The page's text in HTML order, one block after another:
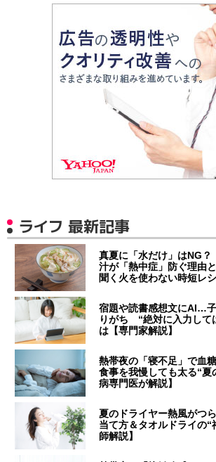
ライフ 最新記事
真夏に「水だけ」はNG
汁が「熱中症」防ぐ理由
聞く火を使わない時短レ
宿題や読書感想文にAI…
りがち “絶対に入力して
は【専門家解説】
熱帯夜の「寝不足」で血
食事を我慢しても太る“夏
病専門医が解説】
夏のドライヤー熱風がつ
当て方＆タオルドライの“
師解説】